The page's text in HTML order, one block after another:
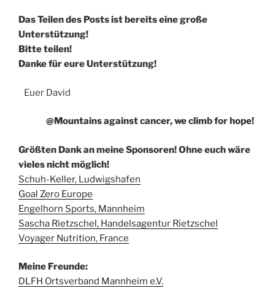
Das Teilen des Posts ist bereits eine große
Unterstützung!
Bitte teilen!
Danke für eure Unterstützung!
Euer David
@Mountains against cancer, we climb for hope!
Größten Dank an meine Sponsoren! Ohne euch wäre
vieles nicht möglich!
Schuh-Keller, Ludwigshafen
Goal Zero Europe
Engelhorn Sports, Mannheim
Sascha Rietzschel, Handelsagentur Rietzschel
Voyager Nutrition, France
Meine Freunde:
DLFH Ortsverband Mannheim e.V.